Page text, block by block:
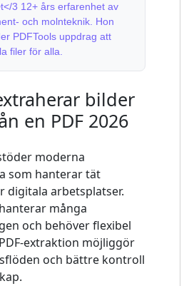
3 12+ års erfarenhet av
och molnteknik. Hon
PDFTools uppdrag att
filer för alla.
bilder
en PDF 2026
moderna
som hanterar tät
digitala arbetsplatser.
många
och behöver flexibel
extraktion möjliggör
och bättre kontroll